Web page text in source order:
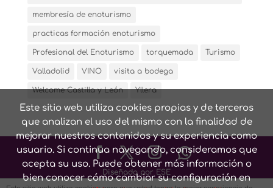
Este sitio web utiliza cookies propias y de terceros
que analizan el uso del mismo con la finalidad de
mejorar nuestros contenidos y su experiencia como
usuario. Si continua navegando, consideramos que
acepta su uso. Puede obtener más información o
bien conocer cómo cambiar su configuración en
membresía de enoturismo
practicas formación enoturismo
Profesional del Enoturismo torquemada Turismo
Valladolid VINO visita a bodega
Welcome Castilla y León Yllera
Diseñado por ESE